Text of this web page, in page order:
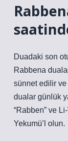
Duadaki son
Rabbena
sünnet edilir ve
dualar günlük
“Rabben” ve
Yekumü’l olun.